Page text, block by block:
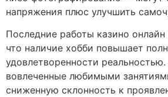
напряжения плюс улучшить
Последние работы казино
что наличие хобби повышает
удовлетворенности
вовлеченные любимыми
сниженную склонность к